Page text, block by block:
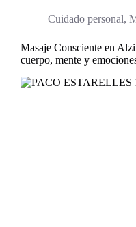
Cuidado personal,
Masaje Consciente en
cuerpo, mente y